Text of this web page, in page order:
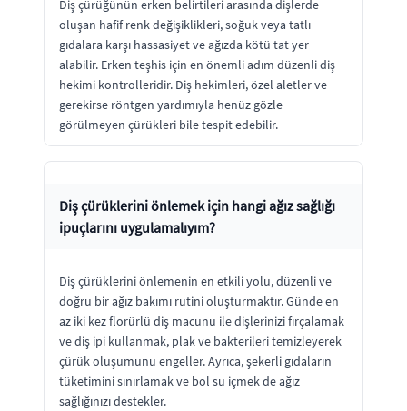
Diş çürüğünün erken belirtileri arasında dişlerde
oluşan hafif renk değişiklikleri, soğuk veya tatlı
gıdalara karşı hassasiyet ve ağızda kötü tat yer
alabilir. Erken teşhis için en önemli adım düzenli diş
hekimi kontrolleridir. Diş hekimleri, özel aletler ve
gerekirse röntgen yardımıyla henüz gözle
görülmeyen çürükleri bile tespit edebilir.
Diş çürüklerini önlemek için hangi ağız sağlığı
ipuçlarını uygulamalıyım?
Diş çürüklerini önlemenin en etkili yolu, düzenli ve
doğru bir ağız bakımı rutini oluşturmaktır. Günde en
az iki kez florürlü diş macunu ile dişlerinizi fırçalamak
ve diş ipi kullanmak, plak ve bakterileri temizleyerek
çürük oluşumunu engeller. Ayrıca, şekerli gıdaların
tüketimini sınırlamak ve bol su içmek de ağız
sağlığınızı destekler.